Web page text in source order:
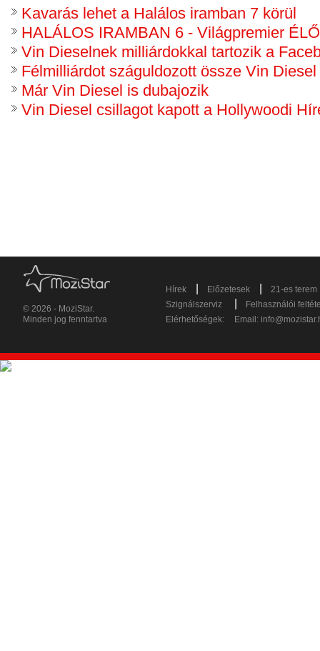
Kavarás lehet a Halálos iramban 7 körül
HALÁLOS IRAMBAN 6 - Világpremier
Vin Dieselnek milliárdokkal tartozik a
Félmilliárdot száguldozott össze Vin
Már Vin Diesel is dubajozik
Vin Diesel csillagot kapott a Hollywoodi
© 2026 - MoziStar.
Minden jog fenntartva
Hírek Előzetesek
21-es terem
Szignálszerviz
Felhasználói
Elérhetőségek:
Email: